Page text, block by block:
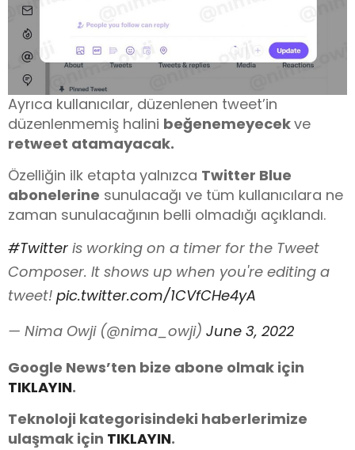
Ayrıca kullanıcılar, düzenlenen tweet’in
düzenlenmemiş halini beğenemeyecekve
retweet atamayacak.
Özelliğin ilk etapta yalnızca Twitter Blue
abonelerine sunulacağı ve tüm kullanıcılara ne
zaman sunulacağının belli olmadığı açıklandı.
#Twitter is working on a timer for the Tweet
Composer. It shows up when you're editing a
tweet! pic.twitter.com/1CVfCHe4yA
— Nima Owji (@nima_owji) June 3, 2022
Google News’ten bize abone olmak için
TIKLAYIN.
Teknoloji kategorisindeki haberlerimize
ulaşmak için TIKLAYIN.